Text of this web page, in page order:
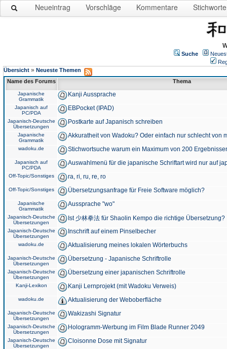
Neueintrag Vorschläge Kommentare Stichworte
Suche
Übersicht » Neueste Themen
Name des Forums
Thema
Japanische
Grammatik
Kanji Aussprache
Japanisch auf
PC/PDA
EBPocket (IPAD)
Japanisch-Deutsche
Übersetzungen
Postkarte auf Japanisch schreiben
Japanische
Grammatik
Akkuratheit von Wadoku? Oder einfach nur schlecht von
wadoku.de Stichwortsuche warum ein Maximum von 200
Japanisch auf
PC/PDA
Auswahlmenü für die japanische Schriftart wird nur auf
Off-Topic/Sonstiges ra, ri, ru, re, ro
Off-Topic/Sonstiges Übersetzungsanfrage für Freie Software möglich?
Japanische
Grammatik
Aussprache "wo"
Japanisch-Deutsche
Übersetzungen
Ist 少林拳法 für Shaolin Kempo die richtige Übersetzung?
Japanisch-Deutsche
Übersetzungen
Inschrift auf einem Pinselbecher
wadoku.de Aktualisierung meines lokalen Wörterbuchs
Japanisch-Deutsche
Übersetzungen
Übersetzung - Japanische Schriftrolle
Japanisch-Deutsche
Übersetzungen
Übersetzung einer japanischen Schriftrolle
Kanji-Lexikon Kanji Lernprojekt (mit Wadoku Verweis)
wadoku.de Aktualisierung der Weboberfläche
Japanisch-Deutsche
Übersetzungen
Wakizashi Signatur
Japanisch-Deutsche
Übersetzungen
Hologramm-Werbung im Film Blade Runner 2049
Japanisch-Deutsche
Übersetzungen
Cloisonne Dose mit Signatur